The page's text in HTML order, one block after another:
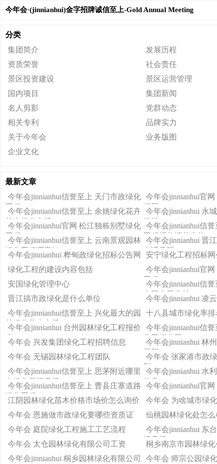
今年会·(jinnianhui)金字招牌诚信至上-Gold Annual Meeting
分类
集团简介
发展历程
资质荣誉
社会责任
景区投资建设
景区运营管理
国内项目
集团新闻
名人剪影
党群动态
相关专利
品牌实力
关于今年会
业务版图
企业文化
最新文章
今年会jinnianhui信誉至上 天门市政绿化
工程
今年会jinnianhui官
标网
今年会jinnianhui信誉至上 余姚绿化花卉
苗木批发市场
今年会jinnianhui 永
徐航
今年会jinnianhui官网 松江独栋别墅绿化
工程
今年会jinnianhui信
工程报价清单表格
今年会jinnianhui信誉至上 云南景观园林
绿化工程哪家好
今年会jinnianhui 晋
电话号码
今年会jinnianhui 桦甸政绿化招标公告网
安宁绿化工程招标
绿化工程的建设内容包括
今年会jinnianhui官
工程
安国绿化管理中心
今年会jinnianhui信
有限公司徐航
晋江搞市政绿化是什么单位
今年会jinnianhui 凌
今年会jinnianhui信誉至上 兴化最大的园
林绿化苗木市场
十八县城市绿化率
今年会jinnianhui 台州园林绿化工程报价
表
今年会jinnianhui信
化工程公司
今年会 兴发集团绿化工程招聘信息
今年会jinnianhui 林
最新
今年会 无锡园林绿化工程团队
今年会 张家港市政
型
今年会jinnianhui信誉至上 思茅附近哪里
有绿化草坪卖场
今年会jinnianhui 水
信息
今年会jinnianhui信誉至上 曹县庄寨道路
绿化工程
今年会jinnianhui官
江阴园林绿化苗木价格市场价怎么询价
今年会 为啥城市绿
今年会 恩施做市政绿化要哪些资质证
仙桃园林绿化处怎么
今年会 庭院绿化工程施工工艺流程
今年会jinnianhui 东
坪卖场
今年会 太仓园林绿化有限公司工资
桐乡南京市园林绿
今年会jinnianhui 桐乡园林绿化有限公司
今年会 师宗公园绿